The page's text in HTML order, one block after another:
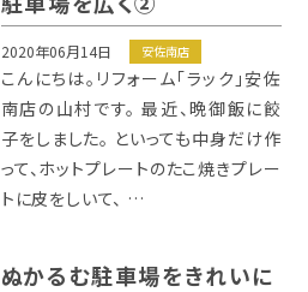
2020年06月14日 安佐南店
こんにちは。リフォーム「ラック」安佐
南店の山村です。 最近、晩御飯に餃
子をしました。 といっても中身だけ作
って、ホットプレートのたこ焼きプレー
トに皮をしいて、 …
ぬかるむ駐車場をきれいに